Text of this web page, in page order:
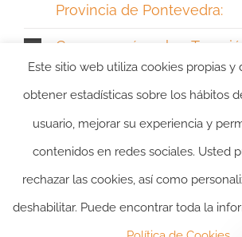
Provincia de Pontevedra:
Conocer más sobre
Pontevedra
Este sitio web utiliza cookies propias y
obtener estadísticas sobre los hábitos
usuario, mejorar su experiencia y
contenidos en redes sociales. Usted
rechazar las cookies, así como
deshabilitar. Puede encontrar toda la